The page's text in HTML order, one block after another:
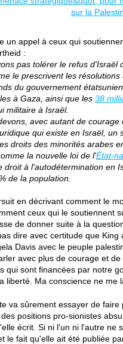
un appel à ceux qui
:
pas tolérer le refus
le prescrivent les
du gouvernement
à Gaza, ainsi que les 38
militaire à Israël.
avec autant de courage
qui existe en Israël,
droits des minorités arabes
la nouvelle loi de l'État-
droit à l'autodétermination en
de la population.
en décrivant comment le
ceux qui le soutiennent
de donner suite à la
dire avec certitude que King
Davis avec le peuple
avec plus de courage et
qui sont financées par notre
liberté. Ma conscience ne me
va sûrement essayer de
positions pro-sionistes
écrit. Si ni l'un ni l'autre ne
le fait qu'elle ait été publiée